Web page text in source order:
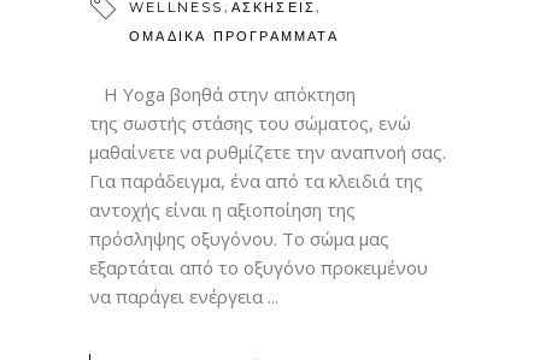
WELLNESS , ΑΣΚΗΣΕΙΣ,
ΟΜΑΔΙΚΑ ΠΡΟΓΡΑΜΜΑΤΑ
Η Υoga βοηθά στην απόκτηση
της σωστής στάσης του σώματος, ενώ
μαθαίνετε να ρυθμίζετε την αναπνοή σας.
Για παράδειγμα, ένα από τα κλειδιά της
αντοχής είναι η αξιοποίηση της
πρόσληψης οξυγόνου. Το σώμα μας
εξαρτάται από το οξυγόνο προκειμένου
να παράγει ενέργεια